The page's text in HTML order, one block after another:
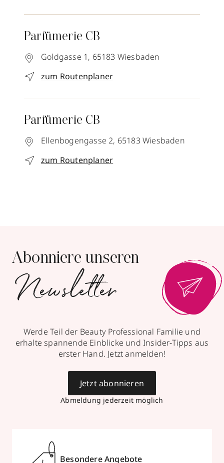
Parfümerie CB
Goldgasse 1, 65183 Wiesbaden
zum Routenplaner
Parfümerie CB
Ellenbogengasse 2, 65183 Wiesbaden
zum Routenplaner
Abonniere unseren
Newsletter
Werde Teil der Beauty Professional Familie und
erhalte spannende Einblicke und Insider-Tipps aus
erster Hand. Jetzt anmelden!
Abmeldung jederzeit möglich
Jetzt abonnieren
Besondere Angebote